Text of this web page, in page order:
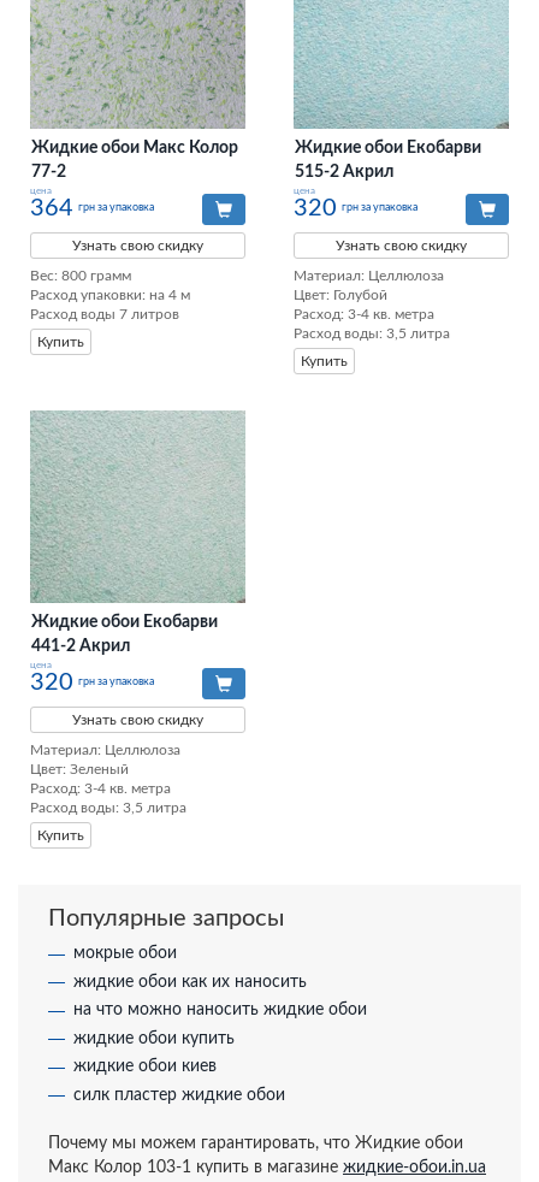
Жидкие обои Макс Колор
77-2
цена
364 грн за упаковка
Узнать свою скидку
Вес: 800 грамм
Расход упаковки: на 4 м
Расход воды 7 литров
Купить
Жидкие обои Екобарви
515-2 Акрил
цена
320 грн за упаковка
Узнать свою скидку
Материал: Целлюлоза
Цвет: Голубой
Расход: 3-4 кв. метра
Расход воды: 3,5 литра
Купить
Жидкие обои Екобарви
441-2 Акрил
цена
320 грн за упаковка
Узнать свою скидку
Материал: Целлюлоза
Цвет: Зеленый
Расход: 3-4 кв. метра
Расход воды: 3,5 литра
Купить
Популярные запросы
мокрые обои
жидкие обои как их наносить
на что можно наносить жидкие обои
жидкие обои купить
жидкие обои киев
силк пластер жидкие обои
Почему мы можем гарантировать, что Жидкие обои
Макс Колор 103-1 купить в магазине жидкие-обои.in.ua